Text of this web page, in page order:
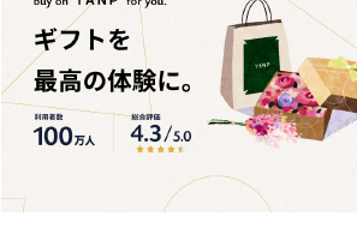
05 Chouette フード付きバスタオル&ハンカチ